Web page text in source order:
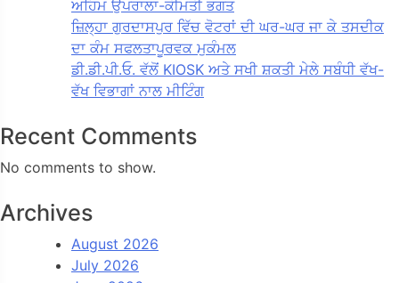
ਅਹਿਮ ਉਪਰਾਲਾ-ਕੀਮਤੀ ਭਗਤ
ਜ਼ਿਲ੍ਹਾ ਗੁਰਦਾਸਪੁਰ ਵਿੱਚ ਵੋਟਰਾਂ ਦੀ ਘਰ-ਘਰ ਜਾ ਕੇ ਤਸਦੀਕ
ਦਾ ਕੰਮ ਸਫਲਤਾਪੂਰਵਕ ਮੁਕੰਮਲ
ਡੀ.ਡੀ.ਪੀ.ਓ. ਵੱਲੋਂ KIOSK ਅਤੇ ਸਖੀ ਸ਼ਕਤੀ ਮੇਲੇ ਸਬੰਧੀ ਵੱਖ-
ਵੱਖ ਵਿਭਾਗਾਂ ਨਾਲ ਮੀਟਿੰਗ
Recent Comments
No comments to show.
Archives
August 2026
July 2026